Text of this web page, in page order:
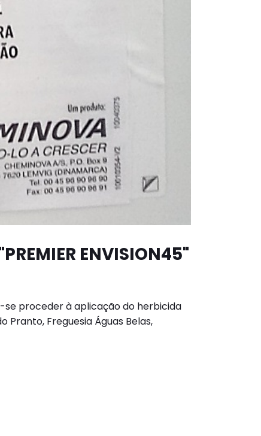
ENVISION45"
se proceder à aplicação do herbicida
Pranto, Freguesia Águas Belas,